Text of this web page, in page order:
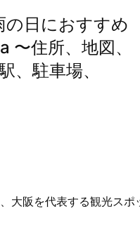
の日におすすめ
住所、地図、
、駐車場、
大阪を代表する観光スポ